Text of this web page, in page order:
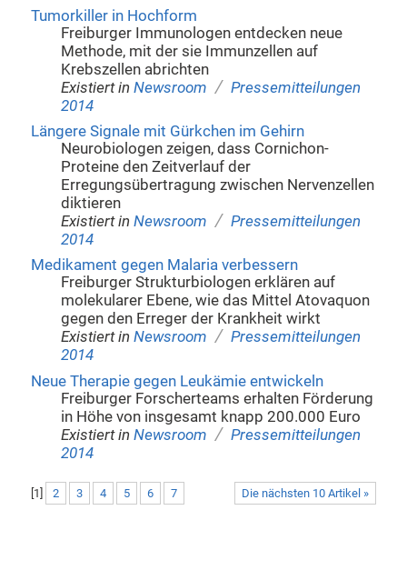
Tumorkiller in Hochform
Freiburger Immunologen entdecken neue
Methode, mit der sie Immunzellen auf
Krebszellen abrichten
Existiert in Newsroom / Pressemitteilungen
2014
Längere Signale mit Gürkchen im Gehirn
Neurobiologen zeigen, dass Cornichon-
Proteine den Zeitverlauf der
Erregungsübertragung zwischen Nervenzellen
diktieren
Existiert in Newsroom / Pressemitteilungen
2014
Medikament gegen Malaria verbessern
Freiburger Strukturbiologen erklären auf
molekularer Ebene, wie das Mittel Atovaquon
gegen den Erreger der Krankheit wirkt
Existiert in Newsroom / Pressemitteilungen
2014
Neue Therapie gegen Leukämie entwickeln
Freiburger Forscherteams erhalten Förderung
in Höhe von insgesamt knapp 200.000 Euro
Existiert in Newsroom / Pressemitteilungen
2014
Die nächsten 10 Artikel »
1 2 3 4 5 6 7